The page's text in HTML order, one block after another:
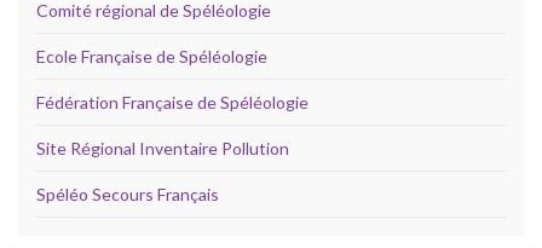
Comité régional de Spéléologie
Ecole Française de Spéléologie
Fédération Française de Spéléologie
Site Régional Inventaire Pollution
Spéléo Secours Français